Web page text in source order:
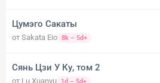
Цумэго Сакаты
от Sakata Eio 8k – 5d+
Сянь Цзи У Ку, том 2
от Lu Xuanyu 1d – 5d+